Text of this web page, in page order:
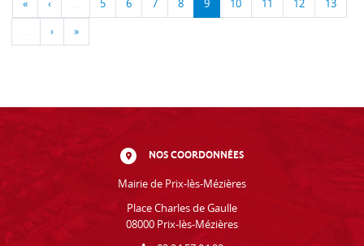
« ‹ … 5 6 7 8 9 10 11 12 13
… › »
NOS COORDONNÉES
Mairie de Prix-lès-Mézières
Place Charles de Gaulle
08000 Prix-lès-Mézières